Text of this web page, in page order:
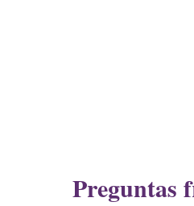
Preguntas